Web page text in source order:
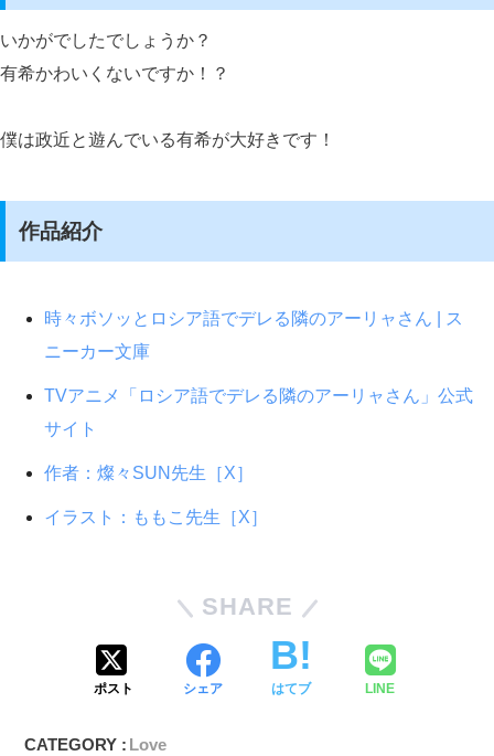
いかがでしたでしょうか？
有希かわいくないですか！？
僕は政近と遊んでいる有希が大好きです！
作品紹介
時々ボソッとロシア語でデレる隣のアーリャさん | ス
ニーカー文庫
TVアニメ「ロシア語でデレる隣のアーリャさん」公式
サイト
作者：燦々SUN先生［X］
イラスト：ももこ先生［X］
SHARE
ポスト シェア はてブ LINE
CATEGORY : Love